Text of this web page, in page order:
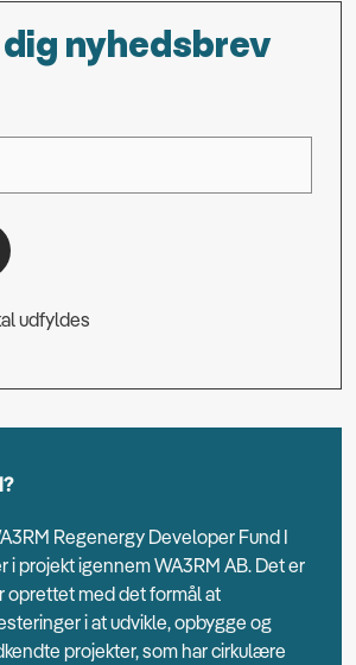
nyhedsbrev
udfyldes
Regenergy Developer Fund I
i projekt igennem WA3RM AB. Det er
oprettet med det formål at
i at udvikle, opbygge og
projekter, som har cirkulære